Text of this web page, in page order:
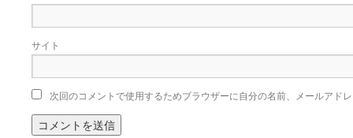
サイト
次回のコメントで使用するためブラウザーに自分の名前、メールアド